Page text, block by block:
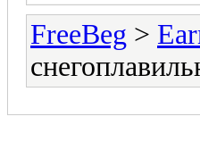
FreeBeg >